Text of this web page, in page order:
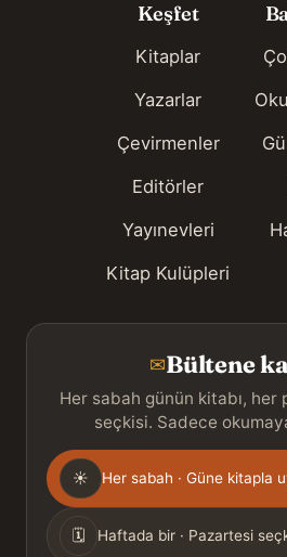
Keşfet
Kitaplar
Yazarlar
Çevirmenler
Editörler
Yayınevleri
Kitap Kulüpleri
✉Bültene
Her sabah günün kitabı, her
seçkisi. Sadece
Gönderim
sıklığı
☀ Her sabah · Güne kitapla
🗓 Haftada bir · Pazartesi